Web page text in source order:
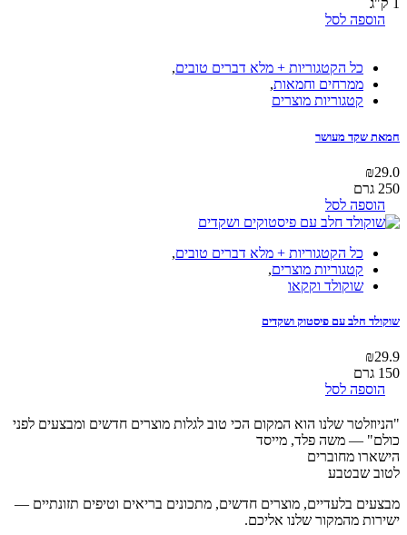
1 ק"ג
הוספה לסל
כל הקטגוריות + מלא דברים טובים,
ממרחים וחמאות,
קטגוריות מוצרים
חמאת שקד מעושר
₪29.0
250 גרם
הוספה לסל
כל הקטגוריות + מלא דברים טובים,
קטגוריות מוצרים,
שוקולד וקקאו
שוקולד חלב עם פיסטוק ושקדים
₪29.9
150 גרם
הוספה לסל
"הניוזלטר שלנו הוא המקום הכי טוב לגלות מוצרים חדשים ומבצעים לפני
כולם" — משה פלד, מייסד
הישארו מחוברים
לטוב שבטבע
מבצעים בלעדיים, מוצרים חדשים, מתכונים בריאים וטיפים תזונתיים —
ישירות מהמקור שלנו אליכם.